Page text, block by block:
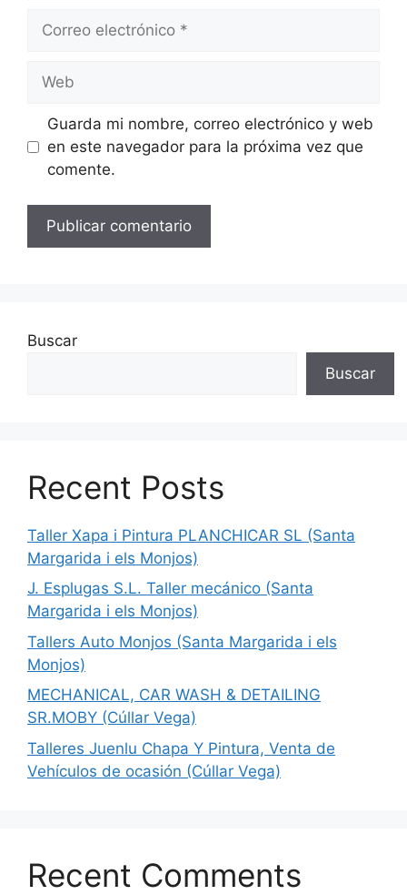
Correo
Web
Guarda mi nombre, correo electrónico y web
en este navegador para la próxima vez que
comente.
Buscar
Buscar
Recent Posts
Taller Xapa i Pintura PLANCHICAR SL (Santa
Margarida i els Monjos)
J. Esplugas S.L. Taller mecánico (Santa
Margarida i els Monjos)
Tallers Auto Monjos (Santa Margarida i els
Monjos)
MECHANICAL, CAR WASH & DETAILING
SR.MOBY (Cúllar Vega)
Talleres Juenlu Chapa Y Pintura, Venta de
Vehículos de ocasión (Cúllar Vega)
Recent Comments